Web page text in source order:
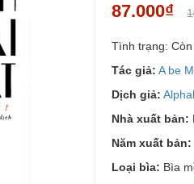
87.000₫
Tình trạng:
Tác giả: A be
Dịch giả:
Nhà xuất bản:
Năm xuất bản:
Loại bìa: Bìa